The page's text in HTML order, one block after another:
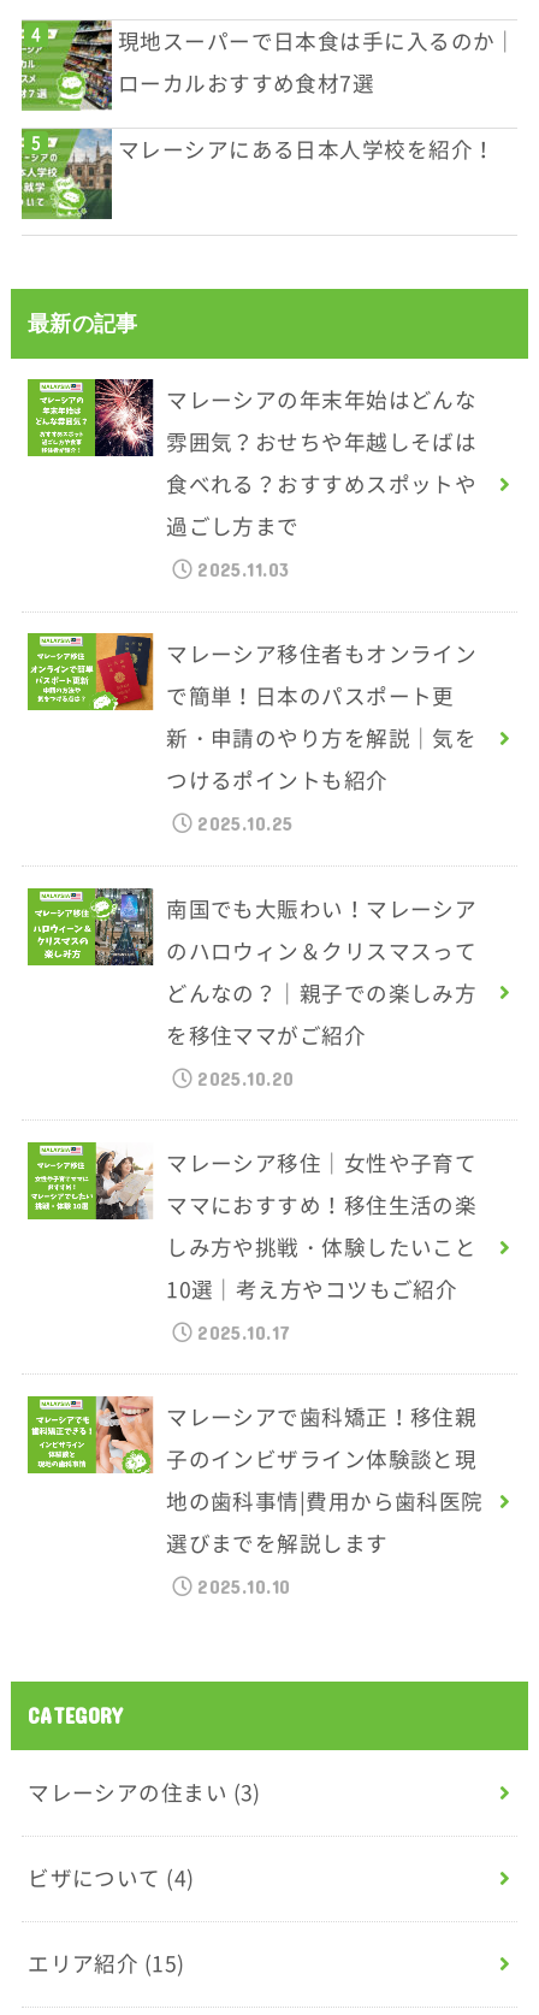
現地スーパーで日本食は手に入るのか｜
ローカルおすすめ食材7選
マレーシアにある日本人学校を紹介！
最新の記事
マレーシアの年末年始はどんな
雰囲気？おせちや年越しそばは
食べれる？おすすめスポットや
過ごし方まで
2025.11.03
マレーシア移住者もオンライン
で簡単！日本のパスポート更
新・申請のやり方を解説｜気を
つけるポイントも紹介
2025.10.25
南国でも大賑わい！マレーシア
のハロウィン＆クリスマスって
どんなの？｜親子での楽しみ方
を移住ママがご紹介
2025.10.20
マレーシア移住｜女性や子育て
ママにおすすめ！移住生活の楽
しみ方や挑戦・体験したいこと
10選｜考え方やコツもご紹介
2025.10.17
マレーシアで歯科矯正！移住親
子のインビザライン体験談と現
地の歯科事情|費用から歯科医院
選びまでを解説します
2025.10.10
CATEGORY
マレーシアの住まい (3)
ビザについて (4)
エリア紹介 (15)